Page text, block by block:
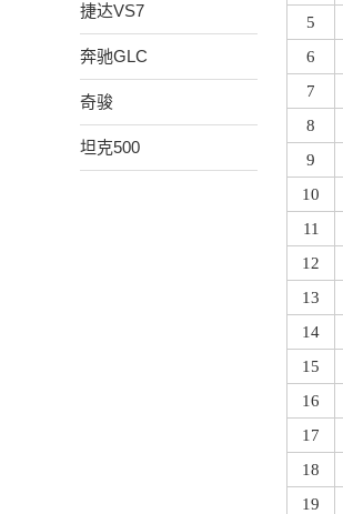
捷达VS7
奔驰GLC
奇骏
坦克500
5
6
7
8
9
10
11
12
13
14
15
16
17
18
19